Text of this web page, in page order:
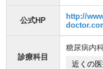
公式HP
http://
診療科目
糖尿病内
近くの